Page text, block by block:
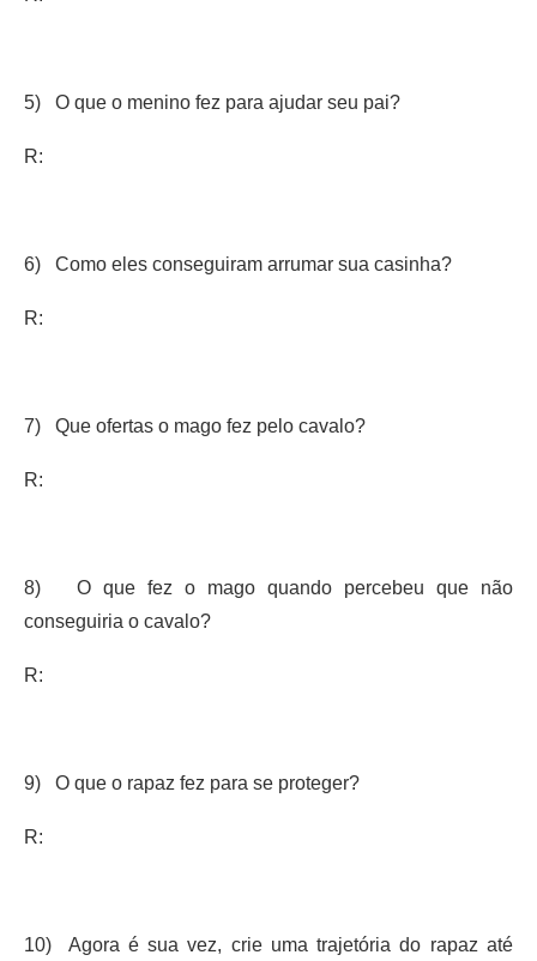
5) O que o menino fez para ajudar seu pai?
R:
6) Como eles conseguiram arrumar sua casinha?
R:
7) Que ofertas o mago fez pelo cavalo?
R:
8) O que fez o mago quando percebeu que não
conseguiria o cavalo?
R:
9) O que o rapaz fez para se proteger?
R:
10) Agora é sua vez, crie uma trajetória do rapaz até